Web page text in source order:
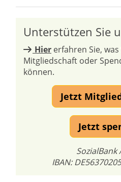
Unterstützen Sie
Hier erfahren Sie,
Mitgliedschaft oder
können.
Jetzt
Jetzt
SozialBank
IBAN: